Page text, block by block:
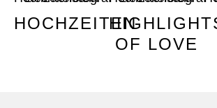
HOCHZEITEN
OF LOVE